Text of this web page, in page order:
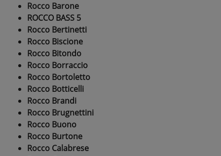
Rocco Barone
ROCCO BASS 5
Rocco Bertinetti
Rocco Biscione
Rocco Bitondo
Rocco Borraccio
Rocco Bortoletto
Rocco Botticelli
Rocco Brandi
Rocco Brugnettini
Rocco Buono
Rocco Burtone
Rocco Calabrese